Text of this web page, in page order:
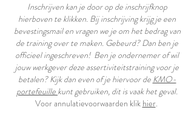
Inschrijven kan je door op de inschrijfknop
hierboven te klikken. Bij inschrijving krijg je een
bevestingsmail en vragen we je om het bedrag van
de training over te maken. Gebeurd? Dan ben je
officieel ingeschreven! Ben je ondernemer of wil
jouw werkgever deze assertiviteitstraining voor je
betalen? Kijk dan even of je hiervoor de KMO-
portefeuille kunt gebruiken, dit is vaak het geval.
Voor annulatievoorwaarden klik hier.